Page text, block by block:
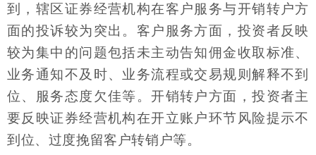
到，辖区证券经营机构在客户服务与开销转户方
面的投诉较为突出。客户服务方面，投资者反映
较为集中的问题包括未主动告知佣金收取标准、
业务通知不及时、业务流程或交易规则解释不到
位、服务态度欠佳等。开销转户方面，投资者主
要反映证券经营机构在开立账户环节风险提示不
到位、过度挽留客户转销户等。